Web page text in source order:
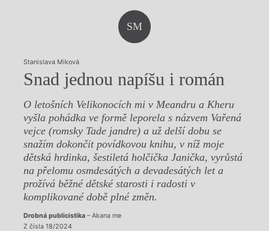
SM
Stanislava Miková
Snad jednou napíšu i román
O letošních Velikonocích mi v Meandru a Kheru
vyšla pohádka ve formě leporela s názvem Vařená
vejce (romsky Tade jandre) a už delší dobu se
snažím dokončit povídkovou knihu, v níž moje
dětská hrdinka, šestiletá holčička Janička, vyrůstá
na přelomu osmdesátých a devadesátých let a
prožívá běžné dětské starosti i radosti v
komplikované době plné změn.
Drobná publicistika– Akana me
Z čísla 18/2024